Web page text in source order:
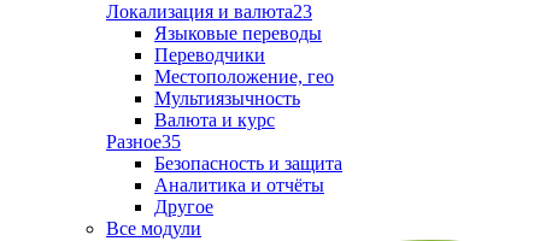
Локализация и валюта23
Языковые переводы
Переводчики
Местоположение, гео
Мультиязычность
Валюта и курс
Разное35
Безопасность и защита
Аналитика и отчёты
Другое
Все модули